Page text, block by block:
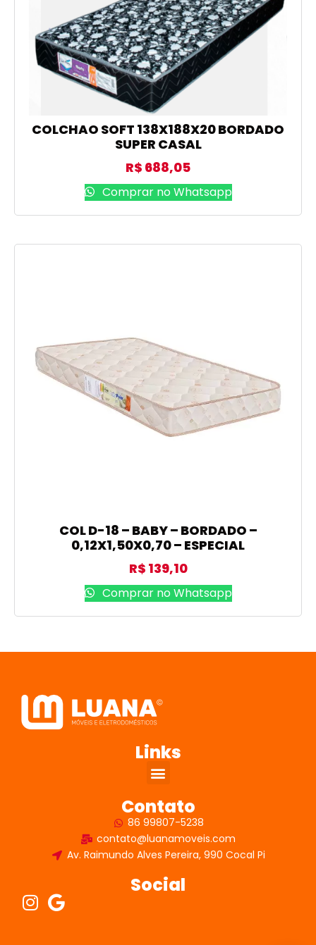
COLCHAO SOFT 138X188X20 BORDADO
SUPER CASAL
R$ 688,05
Comprar no Whatsapp
COL D-18 – BABY – BORDADO –
0,12X1,50X0,70 – ESPECIAL
R$ 139,10
Comprar no Whatsapp
Links
Contato
86 99807-5238
contato@luanamoveis.com
Av. Raimundo Alves Pereira, 990 Cocal Pi
Social